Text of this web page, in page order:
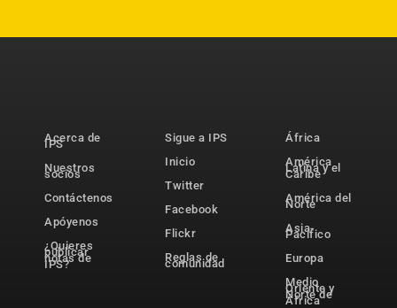
Acerca de
IPS
Nuestros
socios
Contáctenos
Apóyenos
¿Quieres
publicar
notas de
IPS?
Sigue a IPS
Inicio
Twitter
Facebook
Flickr
Reglas de
comunidad
África
América
Latina y el
Caribe
América del
Norte
Asia-
Pacífico
Europa
Medio
Oriente y
Norte de
África